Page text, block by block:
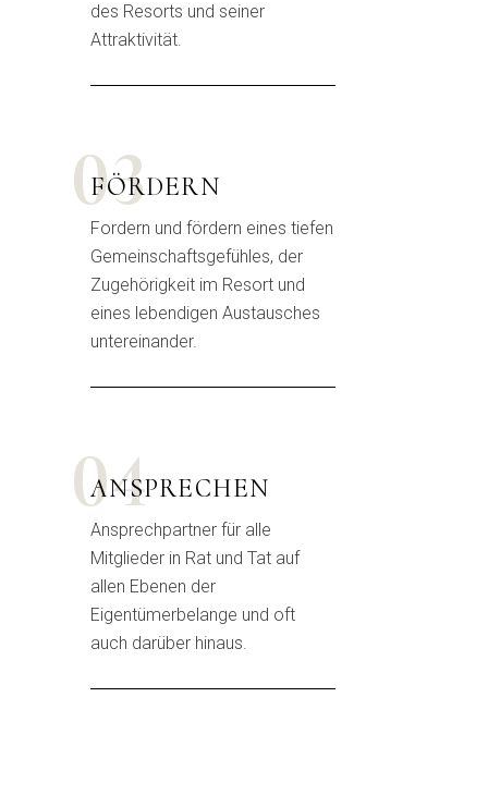
des Resorts und seiner
Attraktivität.
03
FÖRDERN
Fordern und fördern eines tiefen
Gemeinschaftsgefühles, der
Zugehörigkeit im Resort und
eines lebendigen Austausches
untereinander.
04
ANSPRECHEN
Ansprechpartner für alle
Mitglieder in Rat und Tat auf
allen Ebenen der
Eigentümerbelange und oft
auch darüber hinaus.